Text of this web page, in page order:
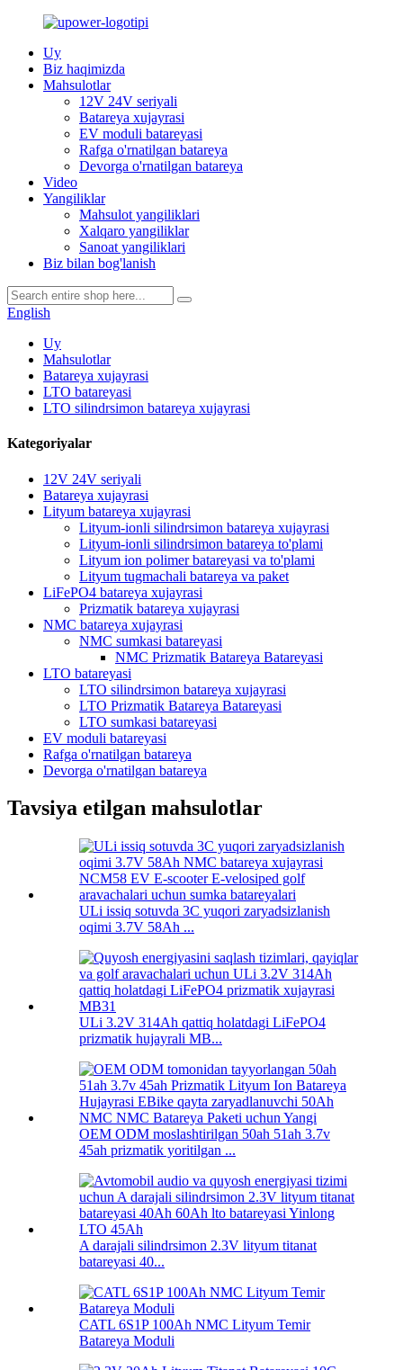
Uy
Biz haqimizda
Mahsulotlar
12V 24V seriyali
Batareya xujayrasi
EV moduli batareyasi
Rafga o'rnatilgan batareya
Devorga o'rnatilgan batareya
Video
Yangiliklar
Mahsulot yangiliklari
Xalqaro yangiliklar
Sanoat yangiliklari
Biz bilan bog'lanish
English
Uy
Mahsulotlar
Batareya xujayrasi
LTO batareyasi
LTO silindrsimon batareya xujayrasi
Kategoriyalar
12V 24V seriyali
Batareya xujayrasi
Lityum batareya xujayrasi
Lityum-ionli silindrsimon batareya xujayrasi
Lityum-ionli silindrsimon batareya to'plami
Lityum ion polimer batareyasi va to'plami
Lityum tugmachali batareya va paket
LiFePO4 batareya xujayrasi
Prizmatik batareya xujayrasi
NMC batareya xujayrasi
NMC sumkasi batareyasi
NMC Prizmatik Batareya Batareyasi
LTO batareyasi
LTO silindrsimon batareya xujayrasi
LTO Prizmatik Batareya Batareyasi
LTO sumkasi batareyasi
EV moduli batareyasi
Rafga o'rnatilgan batareya
Devorga o'rnatilgan batareya
Tavsiya etilgan mahsulotlar
ULi issiq sotuvda 3C yuqori zaryadsizlanish
oqimi 3.7V 58Ah ...
ULi 3.2V 314Ah qattiq holatdagi LiFePO4
prizmatik hujayrali MB...
OEM ODM moslashtirilgan 50ah 51ah 3.7v
45ah prizmatik yoritilgan ...
A darajali silindrsimon 2.3V lityum titanat
batareyasi 40...
CATL 6S1P 100Ah NMC Lityum Temir
Batareya Moduli